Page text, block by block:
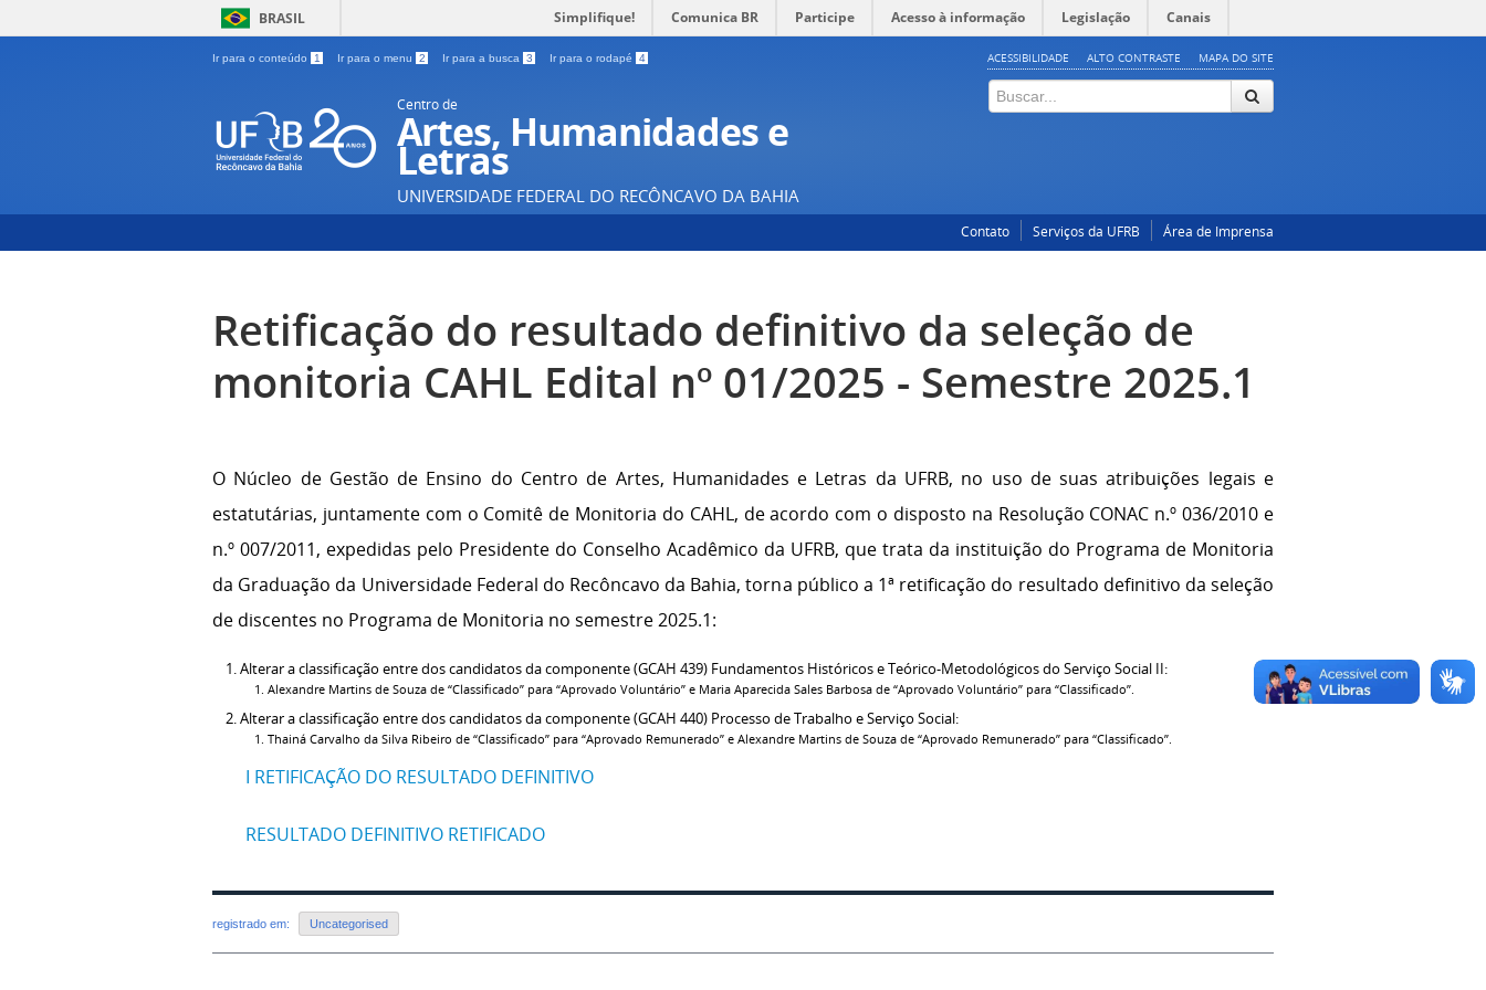
BRASIL Simplifique! Comunica BR Participe Acesso à informação Legislação Canais
Ir para o conteúdo 1 Ir para o menu 2 Ir para a busca 3 Ir para o rodapé 4 ACESSIBILIDADE ALTO CONTRASTE MAPA DO SITE
Centro de
Artes, Humanidades e
Letras
UNIVERSIDADE FEDERAL DO RECÔNCAVO DA BAHIA
Contato Serviços da UFRB Área de Imprensa
Retificação do resultado definitivo da seleção de
monitoria CAHL Edital nº 01/2025 - Semestre 2025.1
O Núcleo de Gestão de Ensino do Centro de Artes, Humanidades e Letras da UFRB, no uso de suas atribuições legais e
estatutárias, juntamente com o Comitê de Monitoria do CAHL, de acordo com o disposto na Resolução CONAC n.º 036/2010 e
n.º 007/2011, expedidas pelo Presidente do Conselho Acadêmico da UFRB, que trata da instituição do Programa de Monitoria
da Graduação da Universidade Federal do Recôncavo da Bahia, torna público a 1ª retificação do resultado definitivo da seleção
de discentes no Programa de Monitoria no semestre 2025.1:
Alterar a classificação entre dos candidatos da componente (GCAH 439) Fundamentos Históricos e Teórico-Metodológicos do Serviço Social II:
Alexandre Martins de Souza de “Classificado” para “Aprovado Voluntário” e Maria Aparecida Sales Barbosa de “Aprovado Voluntário” para “Classificado”.
Alterar a classificação entre dos candidatos da componente (GCAH 440) Processo de Trabalho e Serviço Social:
Thainá Carvalho da Silva Ribeiro de “Classificado” para “Aprovado Remunerado” e Alexandre Martins de Souza de “Aprovado Remunerado” para “Classificado”.
I RETIFICAÇÃO DO RESULTADO DEFINITIVO
RESULTADO DEFINITIVO RETIFICADO
registrado em: Uncategorised